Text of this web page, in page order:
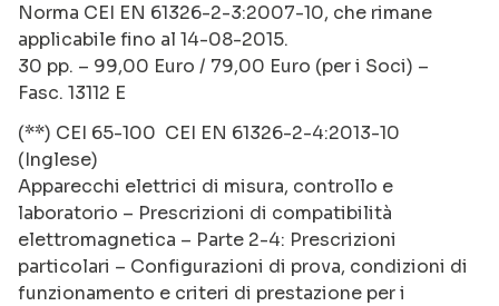
Norma CEI EN 61326-2-3:2007-10, che rimane
applicabile fino al 14-08-2015.
30 pp. – 99,00 Euro / 79,00 Euro (per i Soci) –
Fasc. 13112 E
(**) CEI 65-100 CEI EN 61326-2-4:2013-10
(Inglese)
Apparecchi elettrici di misura, controllo e
laboratorio – Prescrizioni di compatibilità
elettromagnetica – Parte 2-4: Prescrizioni
particolari – Configurazioni di prova, condizioni di
funzionamento e criteri di prestazione per i